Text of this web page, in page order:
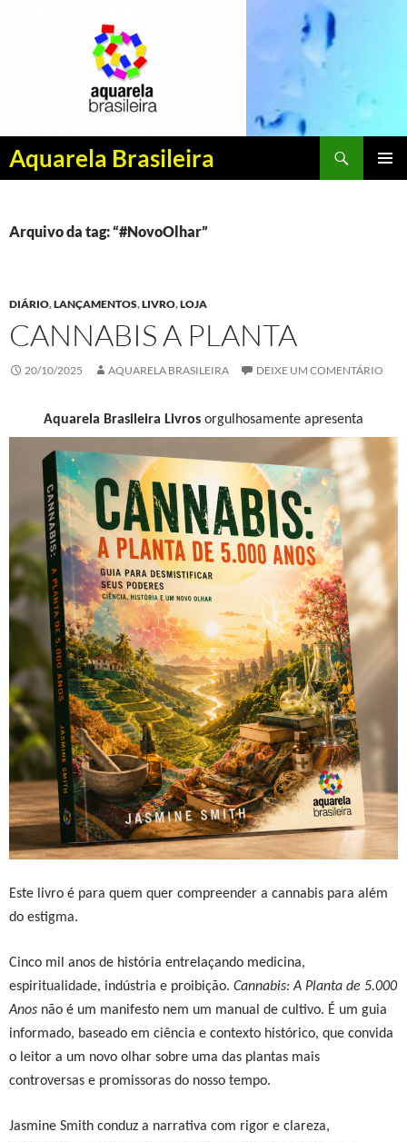
Aquarela Brasileira
Pesquisar
PULAR
CONTEÚDO
Arquivo da tag: “#NovoOlhar”
DIÁRIO,LANÇAMENTOS,LIVRO,LOJA
CANNABIS A PLANTA
20/10/2025 AQUARELA BRASILEIRA DEIXE UM COMENTÁRIO
Aquarela Brasileira Livros orgulhosamente apresenta
Este livro é para quem quer compreender a cannabis para além
do estigma.
Cinco mil anos de história entrelaçando medicina,
espiritualidade, indústria e proibição. Cannabis: A Planta de 5.000
Anos não é um manifesto nem um manual de cultivo. É um guia
informado, baseado em ciência e contexto histórico, que convida
o leitor a um novo olhar sobre uma das plantas mais
controversas e promissoras do nosso tempo.
Jasmine Smith conduz a narrativa com rigor e clareza,